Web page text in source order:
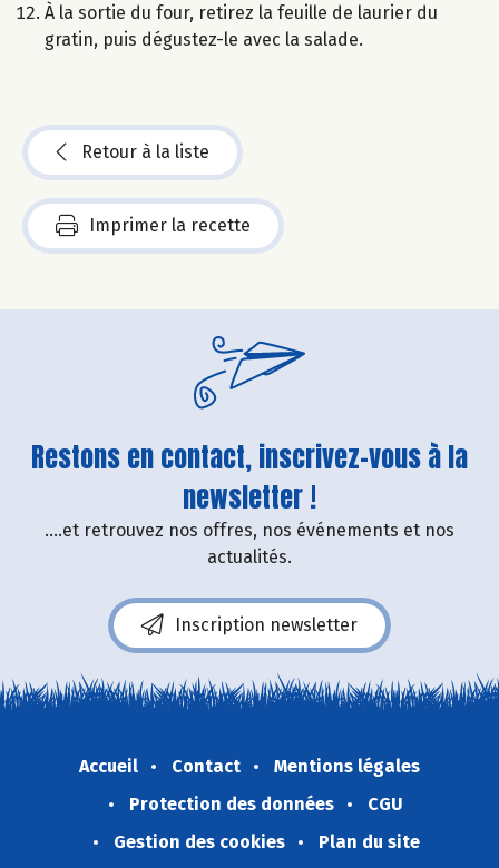
À la sortie du four, retirez la feuille de laurier du
gratin, puis dégustez-le avec la salade.
Retour à la liste
Imprimer la recette
Restons en contact, inscrivez-vous à la
newsletter !
....et retrouvez nos offres, nos événements et nos
actualités.
Inscription newsletter
Accueil Contact
Mentions légales
Protection des données
CGU
Gestion des cookies
Plan du site